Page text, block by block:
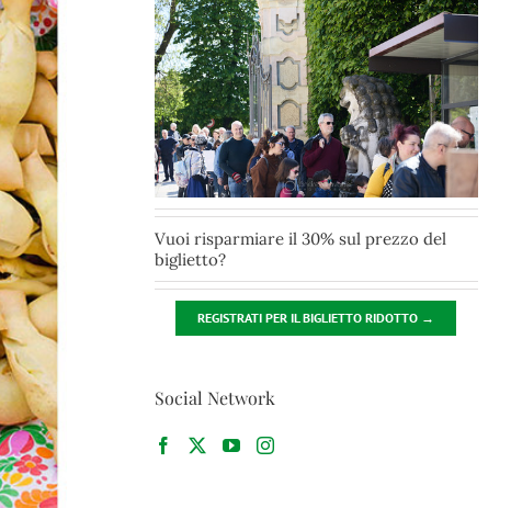
Vuoi risparmiare il 30% sul prezzo del
biglietto?
REGISTRATI PER IL BIGLIETTO RIDOTTO →
Social Network